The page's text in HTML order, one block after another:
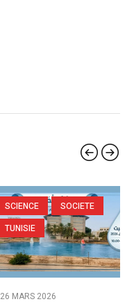
SCIENCE
SOCIETE
TUNISIE
26 MARS 2026